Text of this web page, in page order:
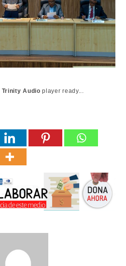
Trinity Audio player ready...